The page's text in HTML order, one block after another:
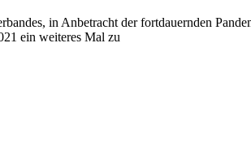
in Anbetracht der fortdauernden
ein weiteres Mal zu